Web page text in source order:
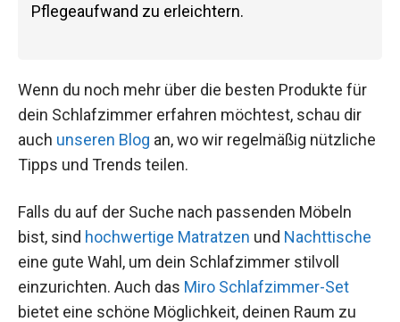
Pflegeaufwand zu erleichtern.
Wenn du noch mehr über die besten Produkte für
dein Schlafzimmer erfahren möchtest, schau dir
auch unseren Blog an, wo wir regelmäßig nützliche
Tipps und Trends teilen.
Falls du auf der Suche nach passenden Möbeln
bist, sind hochwertige Matratzen und Nachttische
eine gute Wahl, um dein Schlafzimmer stilvoll
einzurichten. Auch das Miro Schlafzimmer-Set
bietet eine schöne Möglichkeit, deinen Raum zu